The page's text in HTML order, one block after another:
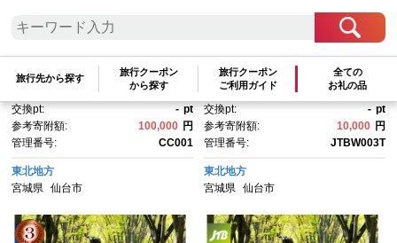
旅行先から探す
旅行クーポン
から探す
旅行クーポン
ご利用ガイド
全ての
お礼の品
0,000円券）【旅行 宿泊券 チケ
ット 券 人気 おすすめ 】
交換pt: - pt
参考寄附額:
100,000 円
管理番号:
CC001
東北地方
宮城県
仙台市
【仙台市】JTBふるさと旅行ク
ーポン（3,000円分）有効期間3
年（Eメール発行）｜旅行 トラ
ベル 予約 国内旅行 JTB 宿
泊 観光 体験 旅行券 宿泊券 旅
行予約 ホテル 旅館 チケッ
ト 子供 子連れ カップル 家
族 人気 おすすめ 旅行クーポ
ン 店頭 オンライン ネット予
約 電話 有効期間3年
交換pt: - pt
参考寄附額:
10,000 円
管理番号:
JTBW003T
東北地方
宮城県 仙台市